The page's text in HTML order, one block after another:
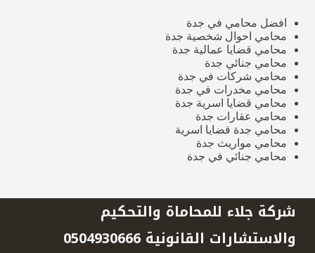
افضل محامي في جدة
محامي احوال شخصية جدة
محامي قضايا عمالية جدة
محامي جنائي جدة
محامي شركات في جدة
محامي مخدرات في جدة
محامي قضايا اسرية جدة
محامي عقارات جدة
محامي جدة قضايا اسرية
محامي مواريث جدة
محامي جنائي في جدة
شركة جلاء للمحاماة والتحكيم
والاستشارات القانونية 0504930666